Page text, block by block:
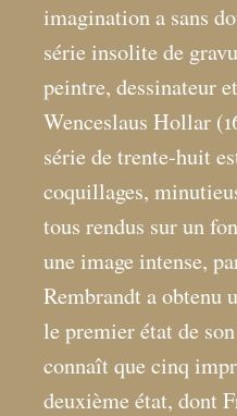
imagination a sans
série insolite de
peintre, dessinateur
Wenceslaus Hollar
série de trente-huit
coquillages,
tous rendus sur un
une image intense,
Rembrandt a obtenu
le premier état de
connaît que cinq
deuxième état, dont